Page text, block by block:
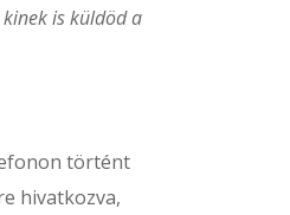
is küldöd a
történt
hivatkozva,